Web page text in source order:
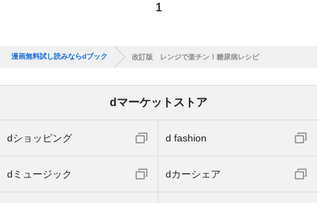
1
漫画無料試し読みならdブック 改訂版 レンジで楽チン！糖尿病レシピ
dマーケットストア
dショッピング d fashion
dミュージック dカーシェア